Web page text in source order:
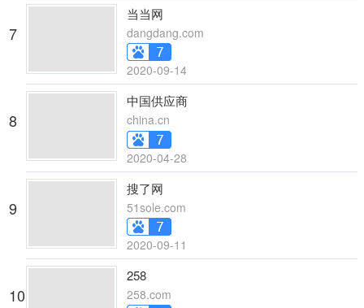
7
当当网
dangdang.com
2020-09-14
8
中国供应商
china.cn
2020-04-28
9
搜了网
51sole.com
2020-09-11
10
258
258.com